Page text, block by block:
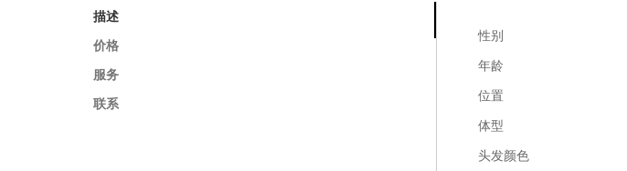
描述
价格
服务
联系
性别
年龄
位置
体型
头发颜色